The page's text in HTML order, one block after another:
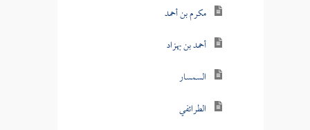
مكرم بن أحمد
أحمد بن بهزاد
السمسار
الطرائفي